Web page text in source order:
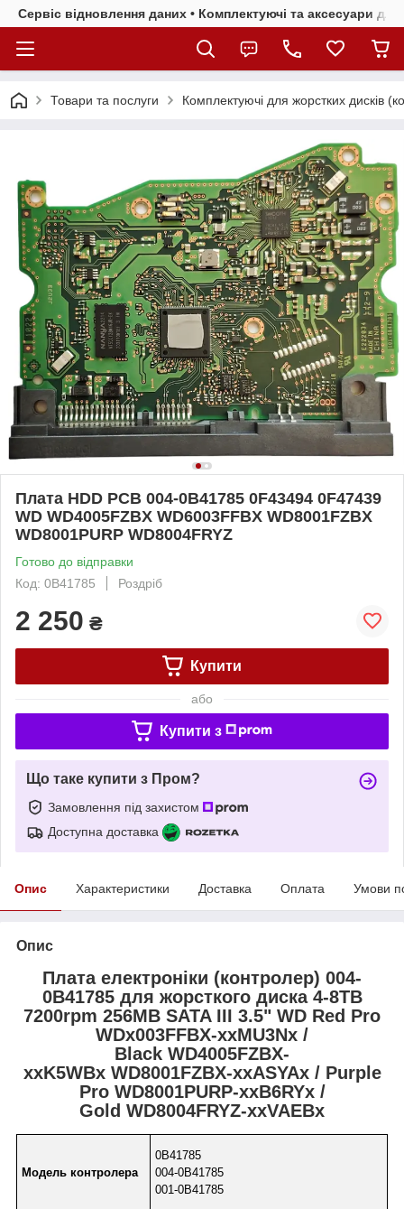
Сервіс відновлення даних • Комплектуючі та аксесуари
Товари та послуги Комплектуючі для жорстких дисків
Плата HDD PCB 004-0B41785 0F43494 0F47439
WD WD4005FZBX WD6003FFBX WD8001FZBX
WD8001PURP WD8004FRYZ
Готово до відправки
Код: 0B41785
Роздріб
2 250 ₴
Купити
або
Купити з
Що таке купити з Пром?
Замовлення під захистом
Доступна доставка
Опис Характеристики Доставка Оплата Умови
Опис
Плата електроніки (контролер) 004-
0B41785 для жорсткого диска 4-8TB
7200rpm 256MB SATA III 3.5" WD Red Pro
WDx003FFBX-xxMU3Nx /
Black WD4005FZBX-
xxK5WBx WD8001FZBX-xxASYAx / Purple
Pro WD8001PURP-xxB6RYx /
Gold WD8004FRYZ-xxVAEBx
Модель контролера
0B41785
004-0B41785
001-0B41785